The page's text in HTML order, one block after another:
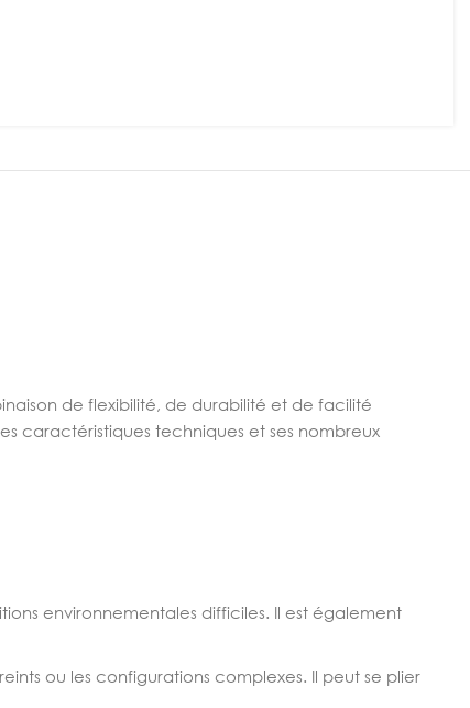
de flexibilité, de durabilité et de facilité
caractéristiques techniques et ses nombreux
environnementales difficiles. Il est également
ou les configurations complexes. Il peut se plier